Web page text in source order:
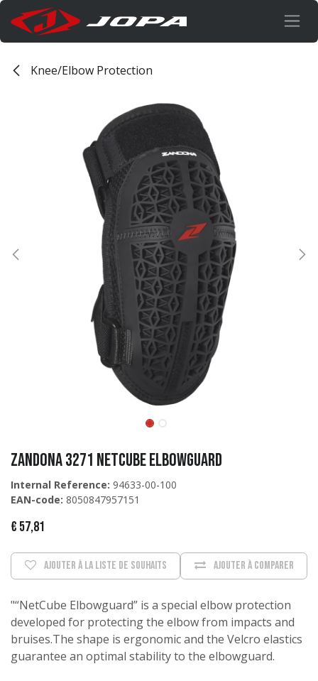
Se rendre au contenu
Knee/Elbow Protection
Zandona 3271 Netcube Elbowguard
Internal Reference: 94633-00-100
EAN-code: 8050847957151
€ 57,81
Ajouter à comparer
Ajouter à la liste de souhaits
"“NetCube Elbowguard” is a special elbow protection
developed for protecting the elbow from impacts and
bruises.The shape is ergonomic and the Velcro elastics
guarantee an optimal stability to the elbowguard.